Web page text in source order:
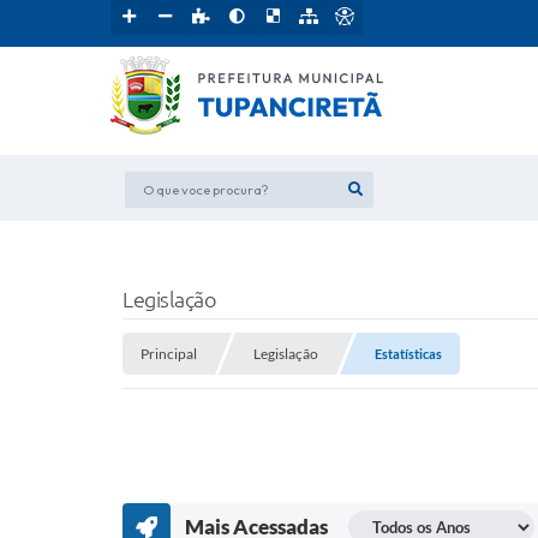
O que voce procura?
Legislação
Principal Legislação Estatísticas
Mais Acessadas